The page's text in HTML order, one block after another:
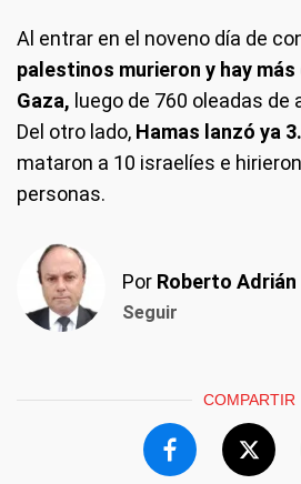
Al entrar en el noveno día de
palestinos murieron y hay más
Gaza, luego de 760 oleadas de
Del otro lado, Hamas lanzó ya
mataron a 10 israelíes e
personas.
Por Roberto Adrián
Seguir
COMPARTIR